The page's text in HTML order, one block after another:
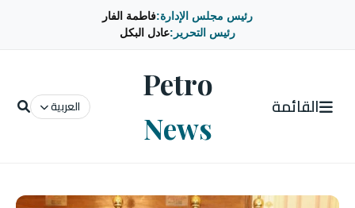
رئيس مجلس الإدارة:فاطمة الفار
رئيس التحرير:عادل البكل
القائمة
Petro
News
العربية